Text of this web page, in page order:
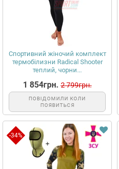
Спортивний жіночий комплект
термобілизни Radical Shooter
теплий, чорни...
1 854грн. 2 799грн.
ПОВІДОМИЛИ КОЛИ
ПОЯВИТЬСЯ
-34%